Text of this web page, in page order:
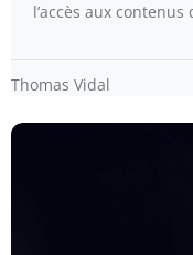
l’accès aux
Thomas Vidal